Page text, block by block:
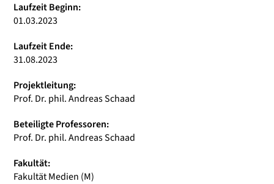
Laufzeit Beginn:
01.03.2023
Laufzeit Ende:
31.08.2023
Projektleitung:
Prof. Dr. phil. Andreas Schaad
Beteiligte Professoren:
Prof. Dr. phil. Andreas Schaad
Fakultät:
Fakultät Medien (M)